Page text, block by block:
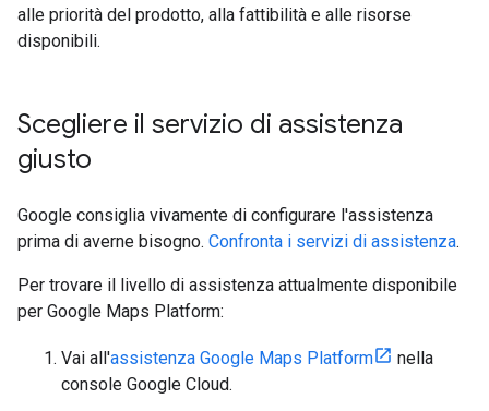
alle priorità del prodotto, alla fattibilità e alle risorse
disponibili.
Scegliere il servizio di assistenza
giusto
Google consiglia vivamente di configurare l'assistenza
prima di averne bisogno. Confronta i servizi di assistenza.
Per trovare il livello di assistenza attualmente disponibile
per Google Maps Platform:
Vai all'assistenza Google Maps Platform
nella
console Google Cloud.